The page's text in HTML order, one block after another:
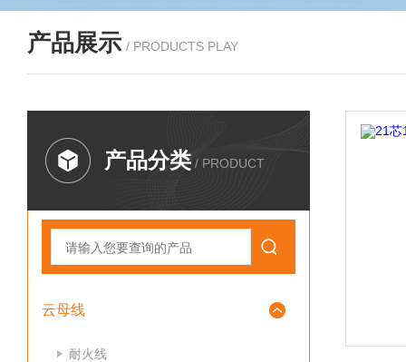
产品展示 / PRODUCTS PLAY
产品分类 / PRODUCT
云母线
耐火线